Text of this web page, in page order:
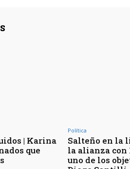
| Karina
que
Política
Salteño en la
la alianza con
uno de los